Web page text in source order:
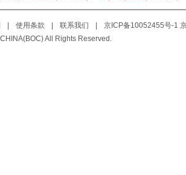
使用条款 联系我们 京ICP备10052455号-1
All Rights Reserved.